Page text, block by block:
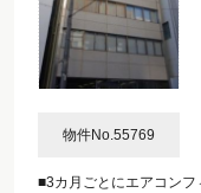
として出店するなど、ここ
の世界を表現しています。
「アクタス」の西日本旗艦
ショップが勢ぞろい。「紀
うめきた広場、地下1階に
イン併設店であることやテ
物件No.55769
■3カ月ごとにエアコンフ